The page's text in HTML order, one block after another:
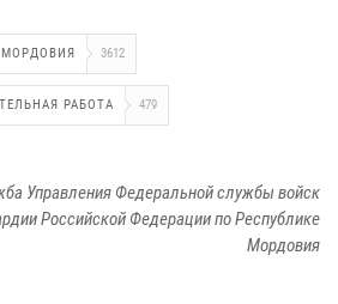
МОРДОВИЯ 3612
РАБОТА 479
Управления Федеральной службы войск
Российской Федерации по Республике
Мордовия